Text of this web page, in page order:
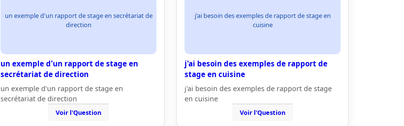
un exemple d'un rapport de stage en secrétariat de
direction
un exemple d'un rapport de stage en
secrétariat de direction
un exemple d'un rapport de stage en
secrétariat de direction
Voir l'Question
j'ai besoin des exemples de rapport de stage en
cuisine
j'ai besoin des exemples de rapport de
stage en cuisine
j'ai besoin des exemples de rapport de stage
en cuisine
Voir l'Question